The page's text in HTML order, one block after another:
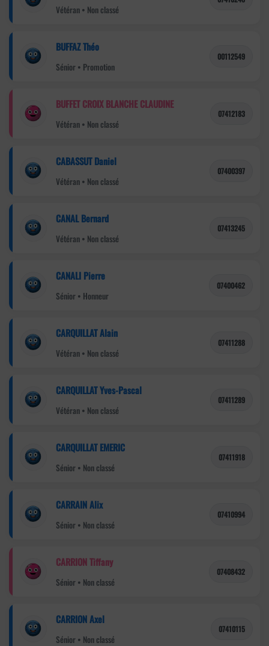
Vétéran • Non classé
BUFFAZ Théo
Sénior • Promotion
00112549
BUFFET CROIX BLANCHE CLAUDINE
Vétéran • Non classé
07412183
CABASSUT Daniel
Vétéran • Non classé
07400397
CANAL Bernard
Vétéran • Non classé
07413245
CANALI Pierre
Sénior • Honneur
07400462
CARQUILLAT Alain
Vétéran • Non classé
07411288
CARQUILLAT Yves-Pascal
Vétéran • Non classé
07411289
CARQUILLAT EMERIC
Sénior • Non classé
07411918
CARRAIN Alix
Sénior • Non classé
07410994
CARRION Tiffany
Sénior • Non classé
07408432
CARRION Axel
Sénior • Non classé
07410115